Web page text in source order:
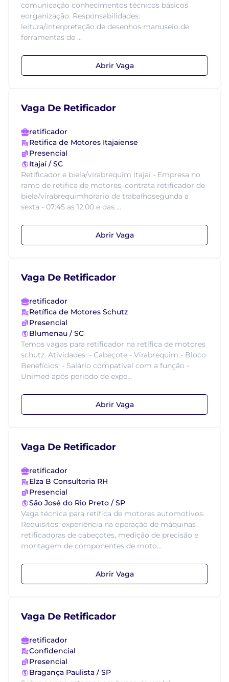
comunicação conhecimentos técnicos básicos
eorganização. Responsabilidades:
leitura/interpretação de desenhos manuseio de
ferramentas de ...
Abrir Vaga
Vaga De Retificador
retificador
Retifica de Motores Itajaiense
Presencial
Itajaí / SC
Retificador e biela/virabrequim itajaí - Empresa no
ramo de retifica de motores, contrata retificador de
biela/virabrequimhorario de trabalhosegunda a
sexta - 07:45 as 12:00 e das ...
Abrir Vaga
Vaga De Retificador
retificador
Retífica de Motores Schutz
Presencial
Blumenau / SC
Temos vagas para retificador na retífica de motores
schutz. Atividades: - Cabeçote - Virabrequim - Bloco
Benefícios: - Salário compatível com a função -
Unimed após período de expe...
Abrir Vaga
Vaga De Retificador
retificador
Elza B Consultoria RH
Presencial
São José do Rio Preto / SP
Vaga técnica para retífica de motores automotivos.
Requisitos: experiência na operação de máquinas
retificadoras de cabeçotes, medição de precisão e
montagem de componentes de moto...
Abrir Vaga
Vaga De Retificador
retificador
Confidencial
Presencial
Bragança Paulista / SP